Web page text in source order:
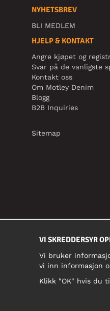
NYHETSBREV
BLI MEDLEM
HJELP & KONTAKT
Angre kjøpet og
Svar på de vanligste
Kontakt oss
Om Motley Denim
Blogg
B2B Inquiries
Sitemap
VI SKREDDERSYR
Vi bruker
vi inn informasjon
Klikk "OK" hvis du